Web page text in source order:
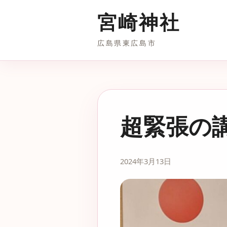
宮崎神社
広島県東広島市
超緊張の
2024年3月13日